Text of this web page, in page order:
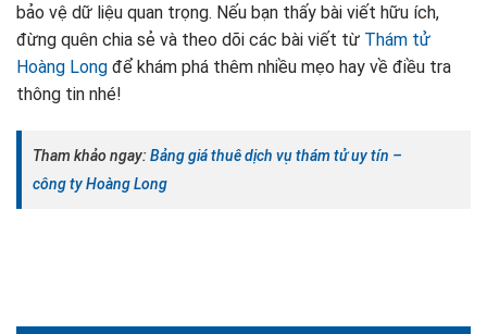
bảo vệ dữ liệu quan trọng. Nếu bạn thấy bài viết hữu ích,
đừng quên chia sẻ và theo dõi các bài viết từ Thám tử
Hoàng Long để khám phá thêm nhiều mẹo hay về điều tra
thông tin nhé!
Tham khảo ngay: Bảng giá thuê dịch vụ thám tử uy tín –
công ty Hoàng Long